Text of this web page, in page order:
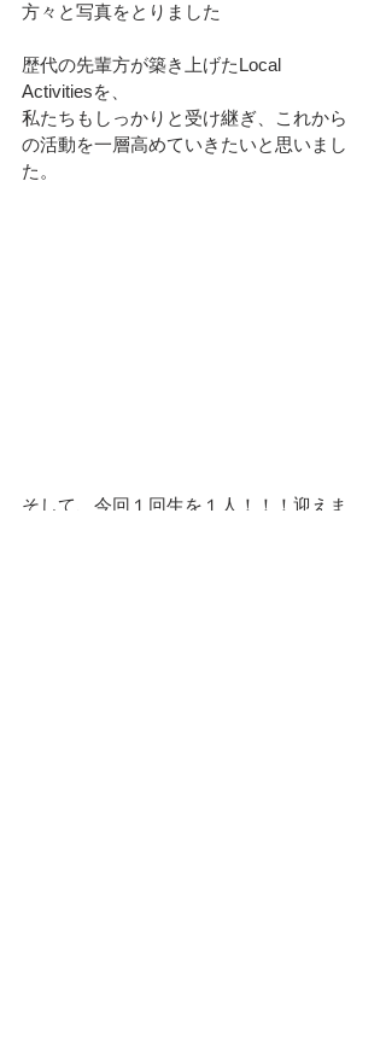
方々と写真をとりました
歴代の先輩方が築き上げたLocal
Activitiesを、
私たちもしっかりと受け継ぎ、これから
の活動を一層高めていきたいと思いまし
た。
そして、今回１回生を１人！！！迎えま